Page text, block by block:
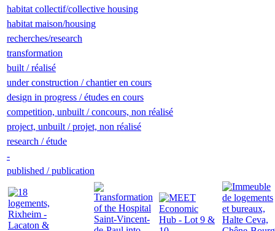
habitat collectif/collective housing
habitat maison/housing
recherches/research
transformation
built / réalisé
under construction / chantier en cours
design in progress / études en cours
competition, unbuilt / concours, non réalisé
project, unbuilt / projet, non réalisé
research / étude
-
published / publication